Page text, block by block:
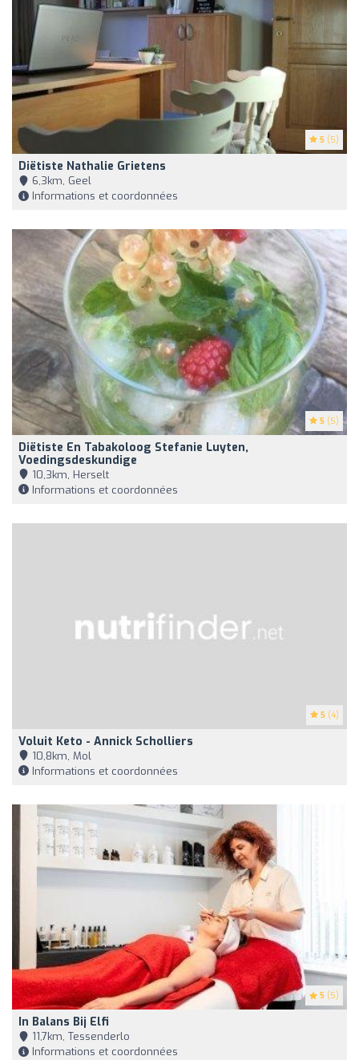
5 (5)
Diëtiste Nathalie Grietens
6,3km, Geel
Informations et coordonnées
5 (5)
Diëtiste En Tabakoloog Stefanie Luyten,
Voedingsdeskundige
10,3km, Herselt
Informations et coordonnées
5 (4)
Voluit Keto - Annick Scholliers
10,8km, Mol
Informations et coordonnées
5 (5)
In Balans Bij Elfi
11,7km, Tessenderlo
Informations et coordonnées